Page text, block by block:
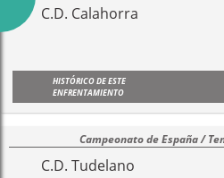
C.D. Calahorra
HISTÓRICO DE ESTE
ENFRENTAMIENTO
Campeonato de España /
C.D. Tudelano